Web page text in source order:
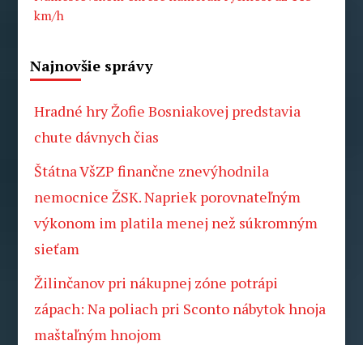
km/h
Najnovšie správy
Hradné hry Žofie Bosniakovej predstavia
chute dávnych čias
Štátna VšZP finančne znevýhodnila
nemocnice ŽSK. Napriek porovnateľným
výkonom im platila menej než súkromným
sieťam
Žilinčanov pri nákupnej zóne potrápi
zápach: Na poliach pri Sconto nábytok hnoja
maštaľným hnojom